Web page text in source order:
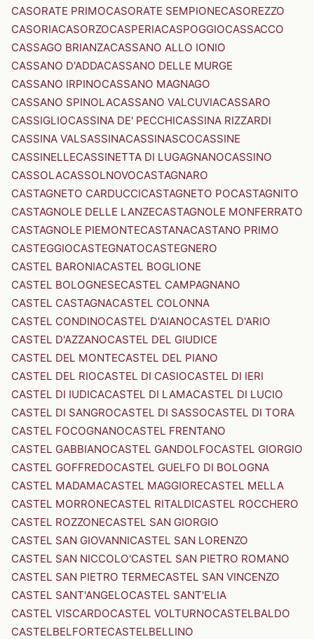
CASORATE PRIMOCASORATE SEMPIONECASOREZZO
CASORIACASORZOCASPERIACASPOGGIOCASSACCO
CASSAGO BRIANZACASSANO ALLO IONIO
CASSANO D'ADDACASSANO DELLE MURGE
CASSANO IRPINOCASSANO MAGNAGO
CASSANO SPINOLACASSANO VALCUVIACASSARO
CASSIGLIOCASSINA DE' PECCHICASSINA RIZZARDI
CASSINA VALSASSINACASSINASCOCASSINE
CASSINELLECASSINETTA DI LUGAGNANOCASSINO
CASSOLACASSOLNOVOCASTAGNARO
CASTAGNETO CARDUCCICASTAGNETO POCASTAGNITO
CASTAGNOLE DELLE LANZECASTAGNOLE MONFERRATO
CASTAGNOLE PIEMONTECASTANACASTANO PRIMO
CASTEGGIOCASTEGNATOCASTEGNERO
CASTEL BARONIACASTEL BOGLIONE
CASTEL BOLOGNESECASTEL CAMPAGNANO
CASTEL CASTAGNACASTEL COLONNA
CASTEL CONDINOCASTEL D'AIANOCASTEL D'ARIO
CASTEL D'AZZANOCASTEL DEL GIUDICE
CASTEL DEL MONTECASTEL DEL PIANO
CASTEL DEL RIOCASTEL DI CASIOCASTEL DI IERI
CASTEL DI IUDICACASTEL DI LAMACASTEL DI LUCIO
CASTEL DI SANGROCASTEL DI SASSOCASTEL DI TORA
CASTEL FOCOGNANOCASTEL FRENTANO
CASTEL GABBIANOCASTEL GANDOLFOCASTEL GIORGIO
CASTEL GOFFREDOCASTEL GUELFO DI BOLOGNA
CASTEL MADAMACASTEL MAGGIORECASTEL MELLA
CASTEL MORRONECASTEL RITALDICASTEL ROCCHERO
CASTEL ROZZONECASTEL SAN GIORGIO
CASTEL SAN GIOVANNICASTEL SAN LORENZO
CASTEL SAN NICCOLO'CASTEL SAN PIETRO ROMANO
CASTEL SAN PIETRO TERMECASTEL SAN VINCENZO
CASTEL SANT'ANGELOCASTEL SANT'ELIA
CASTEL VISCARDOCASTEL VOLTURNOCASTELBALDO
CASTELBELFORTECASTELBELLINO